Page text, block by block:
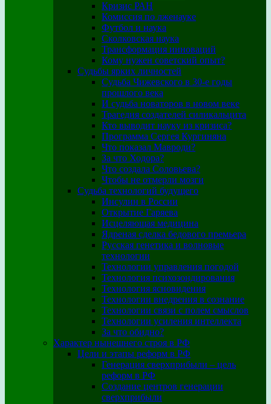
Кризис РАН
Комиссия по лженауке
Футбол и наука
Сколковская наука
Трансформация инноваций
Кому нужен советский опыт?
Судьбы ярких личностей
Судьба Чижевского в 30-е годы
прошлого века
И судьба новаторов в новом веке
Трагедия создателей силикальцита
Кто выводит науку из кризиса?
Программа Сергея Кургиняна
Что показал Мавроди?
За что Ходора?
Что создала Соловьева?
Чтобы не отмерли мозги
Судьба технологий будущего
Инсулин в России
Открытие Гаряева
Исцеляющая медицина
Ядреная сделка бедового премьера
Русская генетика и волновые
технологии
Технологии управления погодой
Технология психозондирования
Технология ясновидения
Технологии внедрения в сознание
Технологии связи с полем смыслов
Технологии усиления интеллекта
За что обидно?
Характер нынешнего строя в РФ
Цели и этапы реформ в РФ
Генерация сверхприбыли – цель
реформ в РФ
Создание центров генерации
сверхприбыли